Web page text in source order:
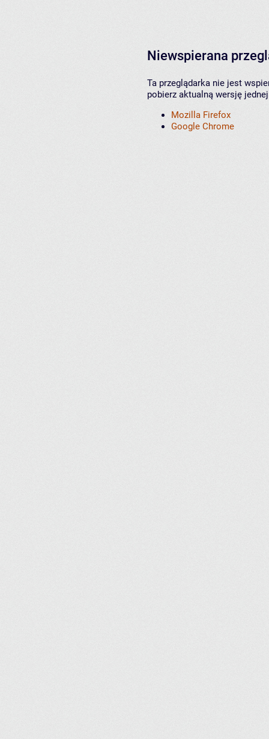
Niewspierana
Ta przeglądarka nie jest
pobierz aktualną wersję
Mozilla Firefox
Google Chrome